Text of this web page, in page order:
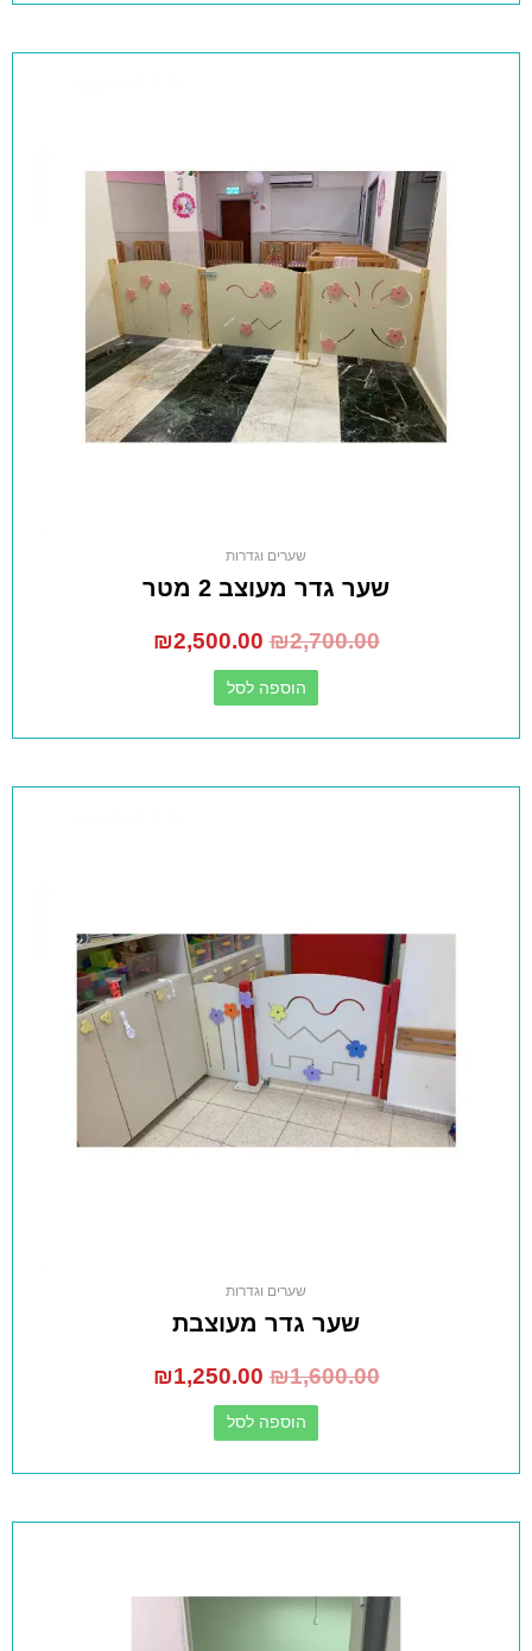
שערים וגדרות
שער גדר מעוצב 2 מטר
₪2,700.00
₪2,500.00
הוספה לסל
שערים וגדרות
שער גדר מעוצבת
₪1,600.00
₪1,250.00
הוספה לסל